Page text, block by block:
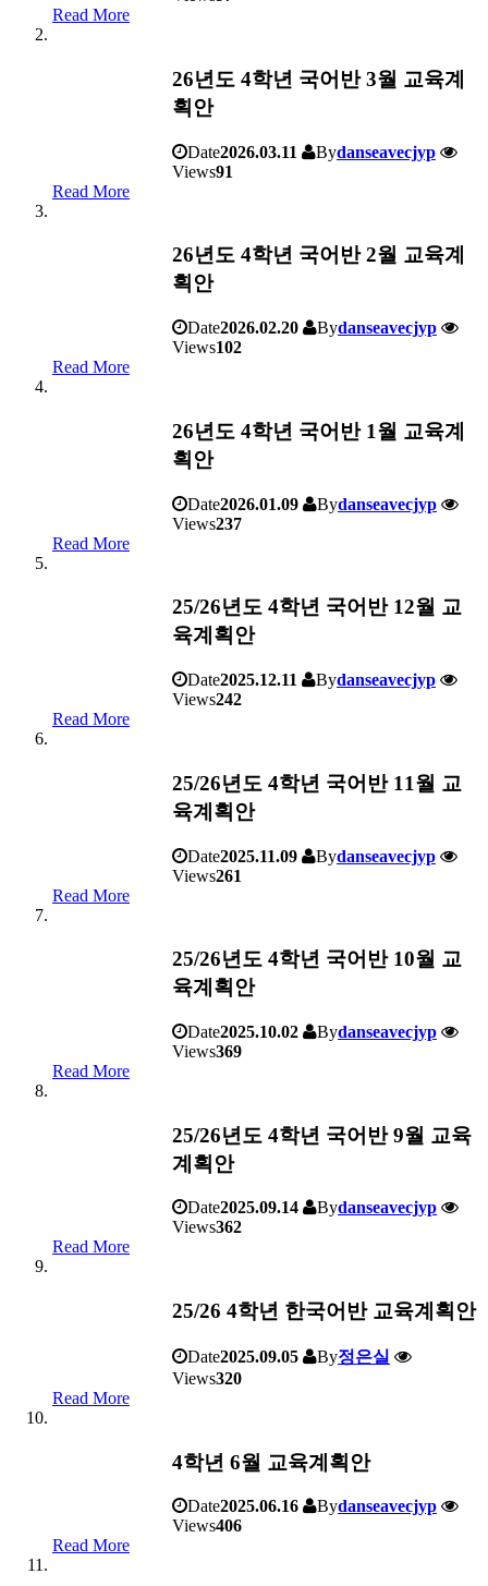
Read More
26년도 4학년 국어반 3월 교육계
획안
Date2026.03.11 Bydanseavecjyp
Views91
Read More
26년도 4학년 국어반 2월 교육계
획안
Date2026.02.20 Bydanseavecjyp
Views102
Read More
26년도 4학년 국어반 1월 교육계
획안
Date2026.01.09 Bydanseavecjyp
Views237
Read More
25/26년도 4학년 국어반 12월 교
육계획안
Date2025.12.11 Bydanseavecjyp
Views242
Read More
25/26년도 4학년 국어반 11월 교
육계획안
Date2025.11.09 Bydanseavecjyp
Views261
Read More
25/26년도 4학년 국어반 10월 교
육계획안
Date2025.10.02 Bydanseavecjyp
Views369
Read More
25/26년도 4학년 국어반 9월 교육
계획안
Date2025.09.14 Bydanseavecjyp
Views362
Read More
25/26 4학년 한국어반 교육계획안
Date2025.09.05 By정은실
Views320
Read More
4학년 6월 교육계획안
Date2025.06.16 Bydanseavecjyp
Views406
Read More